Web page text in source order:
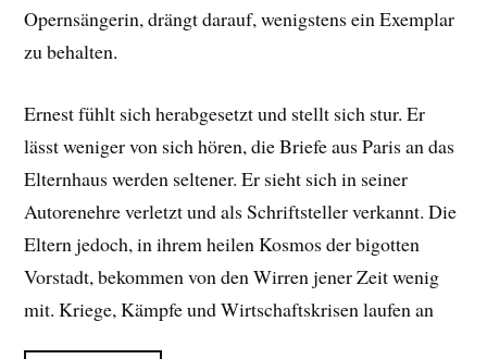
Opernsängerin, drängt darauf, wenigstens ein Exemplar
zu behalten.
Ernest fühlt sich herabgesetzt und stellt sich stur. Er
lässt weniger von sich hören, die Briefe aus Paris an das
Elternhaus werden seltener. Er sieht sich in seiner
Autorenehre verletzt und als Schriftsteller verkannt. Die
Eltern jedoch, in ihrem heilen Kosmos der bigotten
Vorstadt, bekommen von den Wirren jener Zeit wenig
mit. Kriege, Kämpfe und Wirtschaftskrisen laufen an